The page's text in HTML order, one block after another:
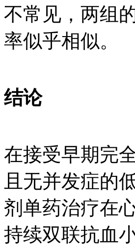
不常见，两组
率似乎相似。
结论
在接受早期完
且无并发症的
剂单药治疗在
持续双联抗血